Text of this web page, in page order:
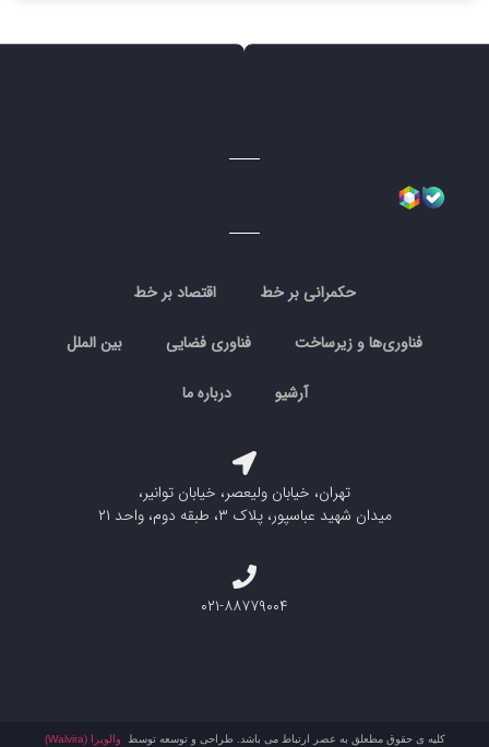
حکمرانی بر خط اقتصاد بر خط
فناوری‌ها و زیرساخت فناوری فضایی بین الملل
آرشیو درباره ما
تهران، خیابان ولیعصر، خیابان توانیر،
میدان شهید عباسپور، پلاک ۳، طبقه دوم، واحد ۲۱
۰۲۱-۸۸۷۷۹۰۰۴
کلیه ی حقوق مطعلق به عصر ارتباط می باشد. طراحی و توسعه توسط والویرا (Walvira)